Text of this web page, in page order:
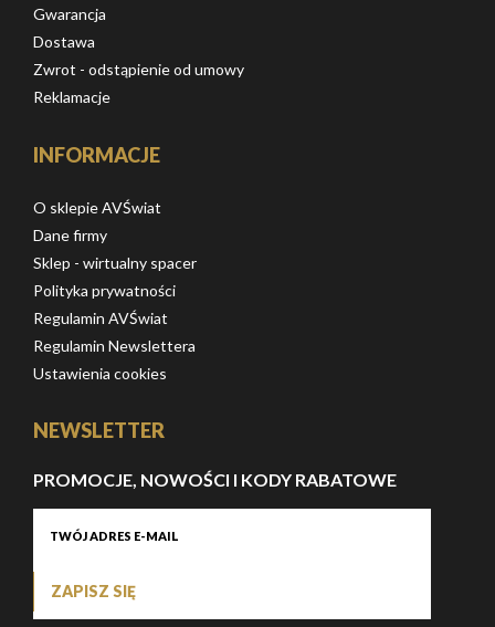
Gwarancja
Dostawa
Zwrot - odstąpienie od umowy
Reklamacje
INFORMACJE
O sklepie AVŚwiat
Dane firmy
Sklep - wirtualny spacer
Polityka prywatności
Regulamin AVŚwiat
Regulamin Newslettera
Ustawienia cookies
NEWSLETTER
PROMOCJE, NOWOŚCI I KODY RABATOWE
ZAPISZ SIĘ